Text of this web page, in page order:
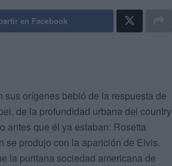
en Facebook
orígenes bebió de la respuesta de
de la profundidad urbana del country
antes que él ya estaban: Rosetta
produjo con la aparición de Elvis.
la puritana sociedad americana de